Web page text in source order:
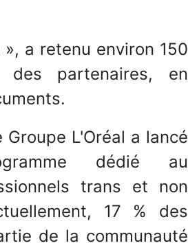
a retenu environ 150
partenaires, en
L'Oréal a lancé
dédié au
trans et non
17 % des
de la communauté